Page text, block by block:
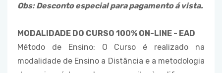
Obs: Desconto especial para pagamento á vista.
MODALIDADE DO CURSO 100% ON-LINE - EAD
Método de Ensino: O Curso é realizado na
modalidade de Ensino a Distância e a metodologia